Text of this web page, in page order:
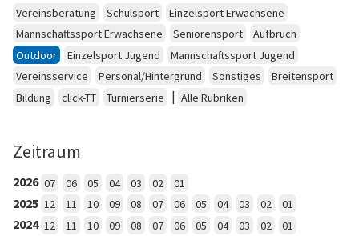
Vereinsberatung Schulsport
Einzelsport Erwachsene
Mannschaftssport Erwachsene
Seniorensport
Aufbruch
Outdoor
Einzelsport Jugend
Mannschaftssport Jugend
Vereinsservice
Personal/Hintergrund Sonstiges
Breitensport
Bildung
click-TT Turnierserie | Alle Rubriken
Zeitraum
2026 07 06 05 04 03 02 01
2025 12 11 10 09 08 07 06 05 04 03 02 01
2024 12 11 10 09 08 07 06 05 04 03 02 01